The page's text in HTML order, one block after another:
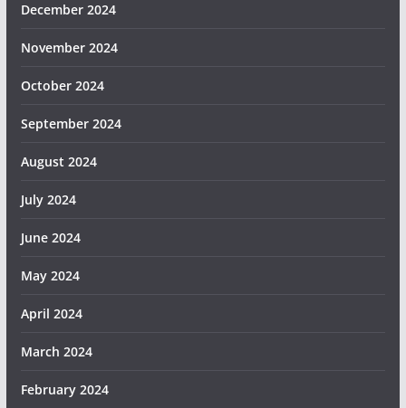
December 2024
November 2024
October 2024
September 2024
August 2024
July 2024
June 2024
May 2024
April 2024
March 2024
February 2024